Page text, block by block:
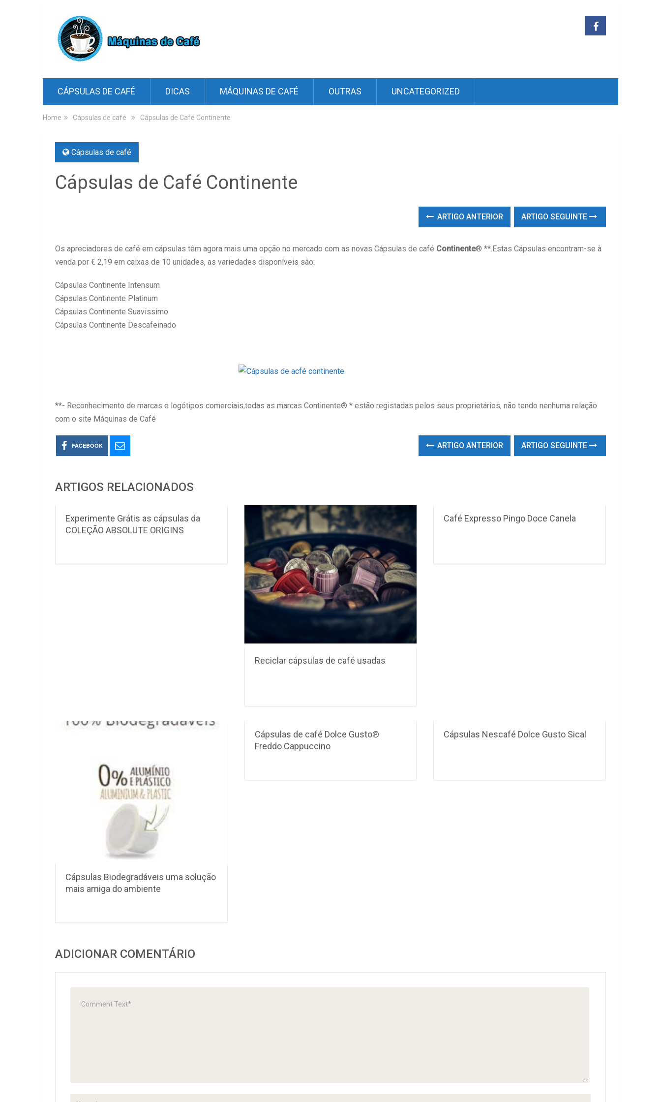
CÁPSULAS DE CAFÉ DICAS MÁQUINAS DE CAFÉ OUTRAS UNCATEGORIZED
Home Cápsulas de café Cápsulas de Café Continente
Cápsulas de café
Cápsulas de Café Continente
ARTIGO ANTERIOR ARTIGO SEGUINTE
Os apreciadores de café em cápsulas têm agora mais uma opção no mercado com as novas Cápsulas de café Continente® **.Estas Cápsulas encontram-se à
venda por € 2,19 em caixas de 10 unidades, as variedades disponíveis são:
Cápsulas Continente Intensum
Cápsulas Continente Platinum
Cápsulas Continente Suavissimo
Cápsulas Continente Descafeinado
**- Reconhecimento de marcas e logótipos comerciais,todas as marcas Continente® * estão registadas pelos seus proprietários, não tendo nenhuma relação
com o site Máquinas de Café
FACEBOOK ARTIGO ANTERIOR ARTIGO SEGUINTE
ARTIGOS RELACIONADOS
Experimente Grátis as cápsulas da
COLEÇÃO ABSOLUTE ORIGINS
Reciclar cápsulas de café usadas
Café Expresso Pingo Doce Canela
Cápsulas Biodegradáveis uma solução
mais amiga do ambiente
Cápsulas de café Dolce Gusto®
Freddo Cappuccino
Cápsulas Nescafé Dolce Gusto Sical
ADICIONAR COMENTÁRIO